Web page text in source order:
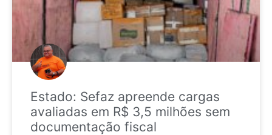
Estado: Sefaz apreende cargas
avaliadas em R$ 3,5 milhões sem
documentação fiscal